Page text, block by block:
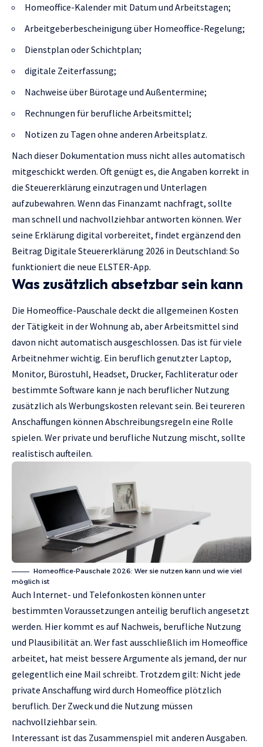
Homeoffice-Kalender mit Datum und Arbeitstagen;
Arbeitgeberbescheinigung über Homeoffice-Regelung;
Dienstplan oder Schichtplan;
digitale Zeiterfassung;
Nachweise über Bürotage und Außentermine;
Rechnungen für berufliche Arbeitsmittel;
Notizen zu Tagen ohne anderen Arbeitsplatz.
Nach dieser Dokumentation muss nicht alles automatisch
mitgeschickt werden. Oft genügt es, die Angaben korrekt in
die Steuererklärung einzutragen und Unterlagen
aufzubewahren. Wenn das Finanzamt nachfragt, sollte
man schnell und nachvollziehbar antworten können. Wer
seine Erklärung digital vorbereitet, findet ergänzend den
Beitrag Digitale Steuererklärung 2026 in Deutschland: So
funktioniert die neue ELSTER-App.
Was zusätzlich absetzbar sein kann
Die Homeoffice-Pauschale deckt die allgemeinen Kosten
der Tätigkeit in der Wohnung ab, aber Arbeitsmittel sind
davon nicht automatisch ausgeschlossen. Das ist für viele
Arbeitnehmer wichtig. Ein beruflich genutzter Laptop,
Monitor, Bürostuhl, Headset, Drucker, Fachliteratur oder
bestimmte Software kann je nach beruflicher Nutzung
zusätzlich als Werbungskosten relevant sein. Bei teureren
Anschaffungen können Abschreibungsregeln eine Rolle
spielen. Wer private und berufliche Nutzung mischt, sollte
realistisch aufteilen.
Homeoffice-Pauschale 2026: Wer sie nutzen kann und wie viel
möglich ist
Auch Internet- und Telefonkosten können unter
bestimmten Voraussetzungen anteilig beruflich angesetzt
werden. Hier kommt es auf Nachweis, berufliche Nutzung
und Plausibilität an. Wer fast ausschließlich im Homeoffice
arbeitet, hat meist bessere Argumente als jemand, der nur
gelegentlich eine Mail schreibt. Trotzdem gilt: Nicht jede
private Anschaffung wird durch Homeoffice plötzlich
beruflich. Der Zweck und die Nutzung müssen
nachvollziehbar sein.
Interessant ist das Zusammenspiel mit anderen Ausgaben.